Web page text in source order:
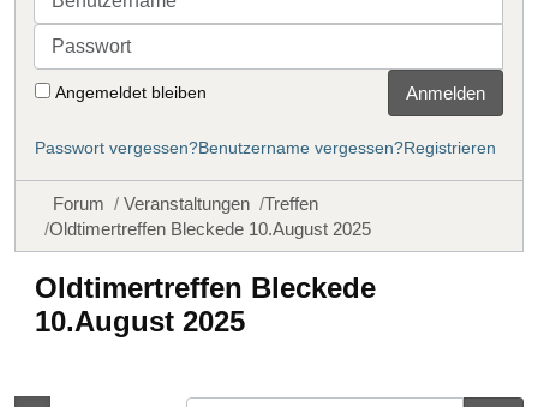
Passwort
Angemeldet bleiben Anmelden
Passwort vergessen?Benutzername vergessen?Registrieren
Forum Veranstaltungen
Treffen
Oldtimertreffen Bleckede 10.August 2025
Oldtimertreffen Bleckede
10.August 2025